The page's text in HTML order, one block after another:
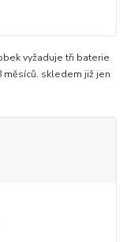
vyžaduje tři baterie
měsíců. skledem již jen